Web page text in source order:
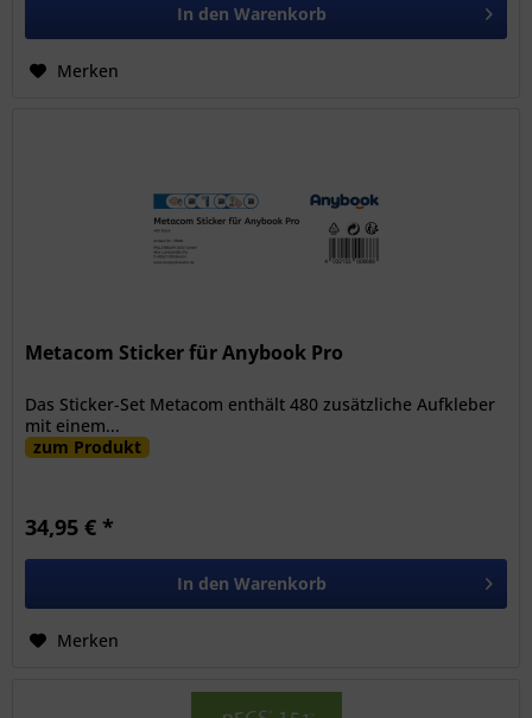
In den Warenkorb
Merken
Metacom Sticker für Anybook Pro
Das Sticker-Set Metacom enthält 480 zusätzliche Aufkleber
mit einem...
zum Produkt
34,95 € *
In den Warenkorb
Merken